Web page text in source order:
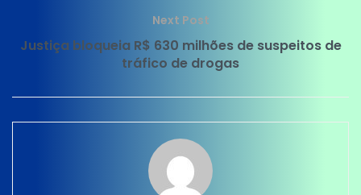
Next Post
Justiça bloqueia R$ 630 milhões de suspeitos de
tráfico de drogas